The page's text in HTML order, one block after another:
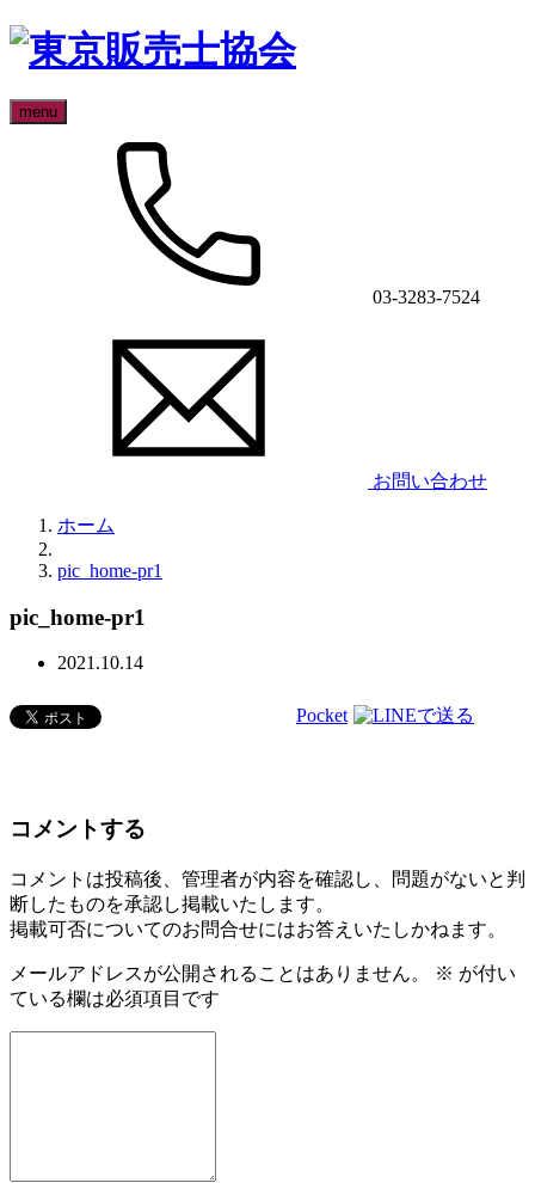
menu
03-3283-7524
お問い合わせ
ホーム
pic_home-pr1
pic_home-pr1
2021.10.14
Pocket
コメントする
コメントは投稿後、管理者が内容を確認し、問題がないと判
断したものを承認し掲載いたします。
掲載可否についてのお問合せにはお答えいたしかねます。
メールアドレスが公開されることはありません。 ※ が付い
ている欄は必須項目です